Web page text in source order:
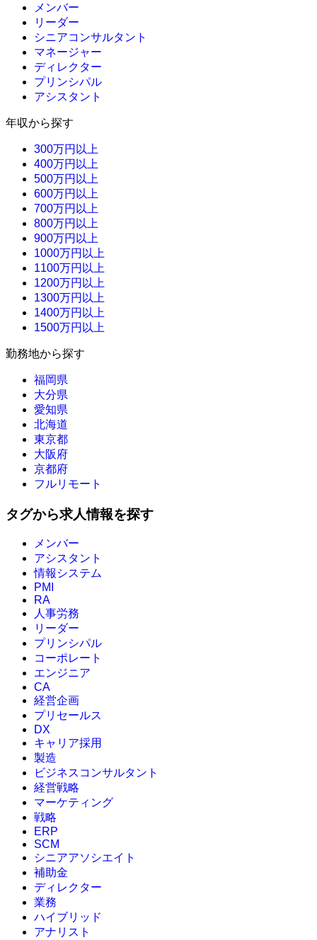
メンバー
リーダー
シニアコンサルタント
マネージャー
ディレクター
プリンシパル
アシスタント
年収から探す
300万円以上
400万円以上
500万円以上
600万円以上
700万円以上
800万円以上
900万円以上
1000万円以上
1100万円以上
1200万円以上
1300万円以上
1400万円以上
1500万円以上
勤務地から探す
福岡県
大分県
愛知県
北海道
東京都
大阪府
京都府
フルリモート
タグから求人情報を探す
メンバー
アシスタント
情報システム
PMI
RA
人事労務
リーダー
プリンシパル
コーポレート
エンジニア
CA
経営企画
プリセールス
DX
キャリア採用
製造
ビジネスコンサルタント
経営戦略
マーケティング
戦略
ERP
SCM
シニアアソシエイト
補助金
ディレクター
業務
ハイブリッド
アナリスト